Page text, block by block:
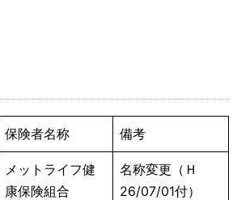
保険者名称 備考
メットライフ健
康保険組合
名称変更（Ｈ
26/07/01付）